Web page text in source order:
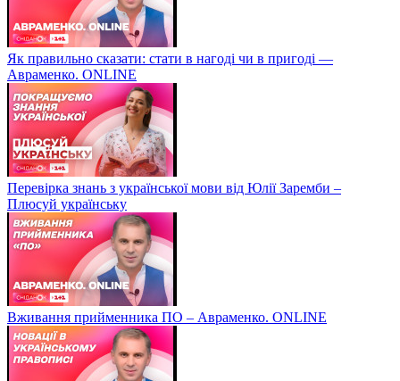
Як правильно сказати: стати в нагоді чи в пригоді —
Авраменко. ONLINE
Перевірка знань з української мови від Юлії Заремби –
Плюсуй українську
Вживання прийменника ПО – Авраменко. ONLINE